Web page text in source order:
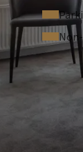
CONDITIONS
à cette